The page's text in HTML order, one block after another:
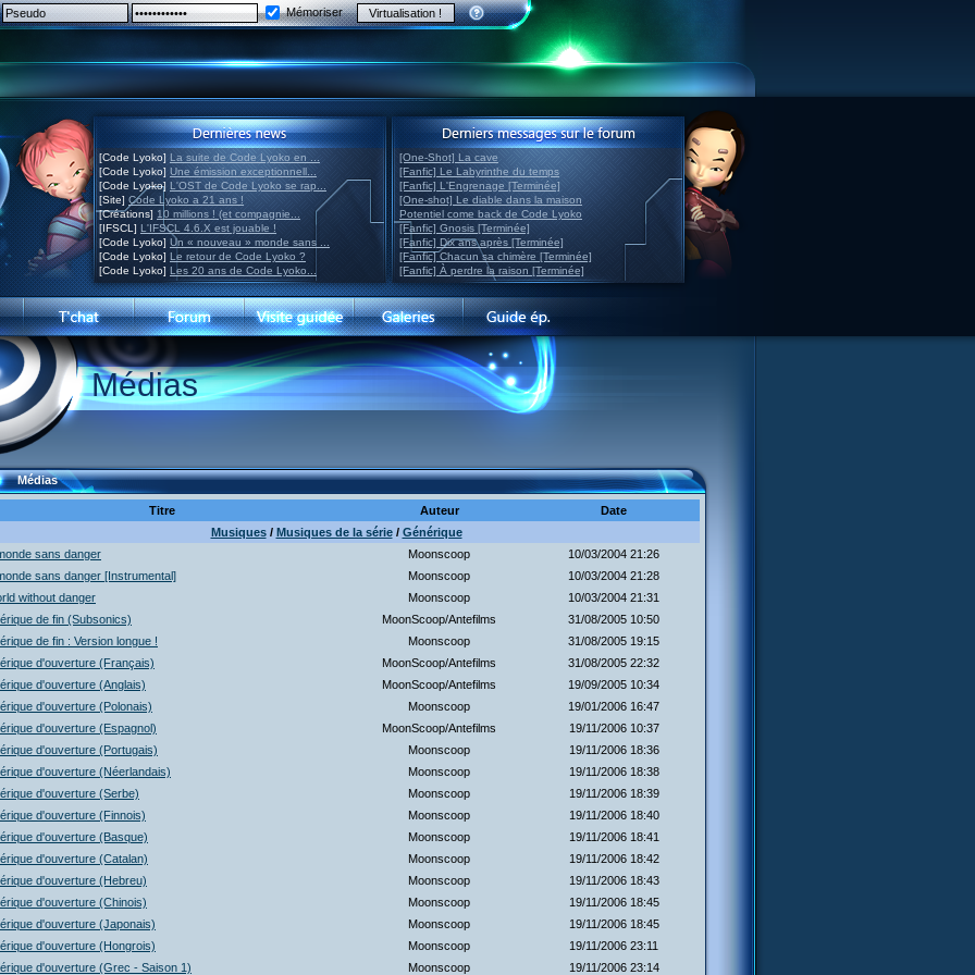
Mémoriser
[Code Lyoko] La suite de Code Lyoko en ...
[Code Lyoko] Une émission exceptionnell...
[Code Lyoko] L'OST de Code Lyoko se rap...
[Site] Code Lyoko a 21 ans !
[Créations] 10 millions ! (et compagnie...
[IFSCL] L'IFSCL 4.6.X est jouable !
[Code Lyoko] Un « nouveau » monde sans ...
[Code Lyoko] Le retour de Code Lyoko ?
[Code Lyoko] Les 20 ans de Code Lyoko...
[One-Shot] La cave
[Fanfic] Le Labyrinthe du temps
[Fanfic] L'Engrenage [Terminée]
[One-shot] Le diable dans la maison
Potentiel come back de Code Lyoko
[Fanfic] Gnosis [Terminée]
[Fanfic] Dix ans après [Terminée]
[Fanfic] Chacun sa chimère [Terminée]
[Fanfic] À perdre la raison [Terminée]
Médias
Médias
Titre Auteur
Date
Musiques/ Musiques de la série/ Générique
sans danger
Moonscoop
10/03/2004 21:26
sans danger [Instrumental]
Moonscoop
10/03/2004 21:28
without danger
Moonscoop
10/03/2004 21:31
de fin (Subsonics)
MoonScoop/Antefilms
31/08/2005 10:50
de fin : Version longue !
Moonscoop
31/08/2005 19:15
d'ouverture (Français)
MoonScoop/Antefilms
31/08/2005 22:32
d'ouverture (Anglais)
MoonScoop/Antefilms
19/09/2005 10:34
d'ouverture (Polonais)
Moonscoop
19/01/2006 16:47
d'ouverture (Espagnol)
MoonScoop/Antefilms
19/11/2006 10:37
d'ouverture (Portugais)
Moonscoop
19/11/2006 18:36
d'ouverture (Néerlandais)
Moonscoop
19/11/2006 18:38
d'ouverture (Serbe)
Moonscoop
19/11/2006 18:39
d'ouverture (Finnois)
Moonscoop
19/11/2006 18:40
d'ouverture (Basque)
Moonscoop
19/11/2006 18:41
d'ouverture (Catalan)
Moonscoop
19/11/2006 18:42
d'ouverture (Hebreu)
Moonscoop
19/11/2006 18:43
d'ouverture (Chinois)
Moonscoop
19/11/2006 18:45
d'ouverture (Japonais)
Moonscoop
19/11/2006 18:45
d'ouverture (Hongrois)
Moonscoop
19/11/2006 23:11
d'ouverture (Grec - Saison 1)
Moonscoop
19/11/2006 23:14